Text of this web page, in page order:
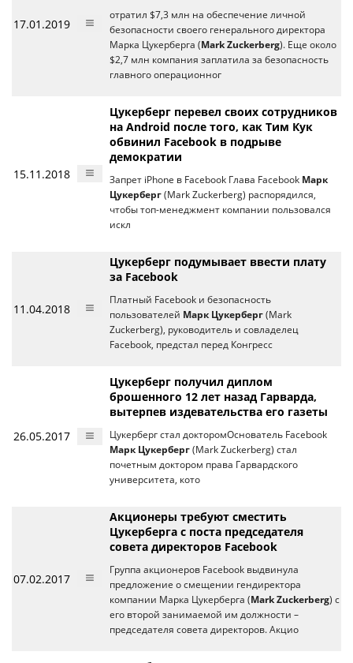
17.01.2019
отратил $7,3 млн на обеспечение личной
безопасности своего генерального директора
Марка Цукерберга (Mark Zuckerberg). Еще около
$2,7 млн компания заплатила за безопасность
главного операционног
15.11.2018
Цукерберг перевел своих сотрудников
на Android после того, как Тим Кук
обвинил Facebook в подрыве
демократии
Запрет iPhone в Facebook Глава Facebook Марк
Цукерберг (Mark Zuckerberg) распорядился,
чтобы топ-менеджмент компании пользовался
искл
11.04.2018
Цукерберг подумывает ввести плату
за Facebook
Платный Facebook и безопасность
пользователей Марк Цукерберг (Mark
Zuckerberg), руководитель и совладелец
Facebook, предстал перед Конгресс
26.05.2017
Цукерберг получил диплом
брошенного 12 лет назад Гарварда,
вытерпев издевательства его газеты
Цукерберг стал докторомОснователь Facebook
Марк Цукерберг (Mark Zuckerberg) стал
почетным доктором права Гарвардского
университета, кото
07.02.2017
Акционеры требуют сместить
Цукерберга с поста председателя
совета директоров Facebook
Группа акционеров Facebook выдвинула
предложение о смещении гендиректора
компании Марка Цукерберга (Mark Zuckerberg) с
его второй занимаемой им должности –
председателя совета директоров. Акцио